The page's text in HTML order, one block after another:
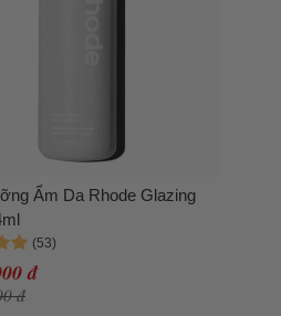
Ẩm Da Rhode Glazing
đ
đ